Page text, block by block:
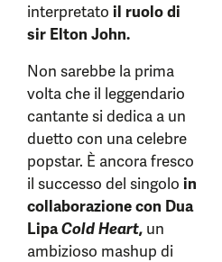
interpretato il ruolo di
sir Elton John.
Non sarebbe la prima
volta che il leggendario
cantante si dedica a un
duetto con una celebre
popstar. È ancora fresco
il successo del singolo in
collaborazione con Dua
LipaCold Heart, un
ambizioso mashup di